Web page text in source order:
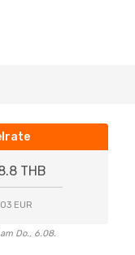
THB
EUR
Do., 6.08.